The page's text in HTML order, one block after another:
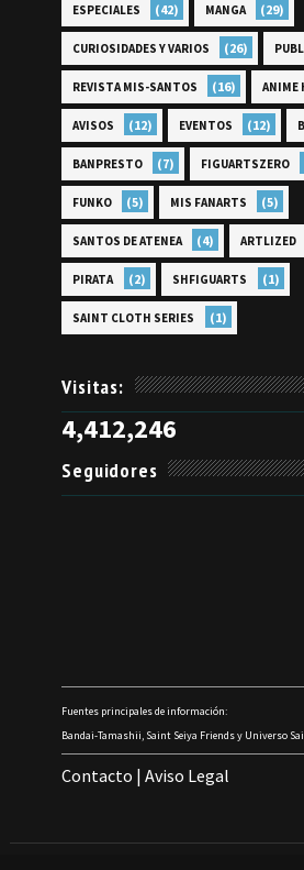
ESPECIALES (42) MANGA (29)
CURIOSIDADES Y VARIOS (26)
REVISTA MIS-SANTOS (16) ANIME
AVISOS (12) EVENTOS (12)
BANPRESTO (7) FIGUARTSZERO
FUNKO (5) MIS FANARTS (5)
SANTOS DE ATENEA (4) ARTLIZED
PIRATA (2) SHFIGUARTS (1)
SAINT CLOTH SERIES (1)
Visitas:
4,412,246
Seguidores
Fuentes principales de información:
Bandai-Tamashii, Saint Seiya Friends y Universo
Contacto |Aviso Legal